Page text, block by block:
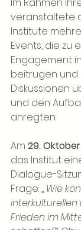
veranstaltete
Institute
Events, die zu
Engagement
beitrugen
Diskussionen
und den
anregten.
Am 29.
das Institut
Dialogue-
Frage: „ Wie
interkulturellen
Frieden im